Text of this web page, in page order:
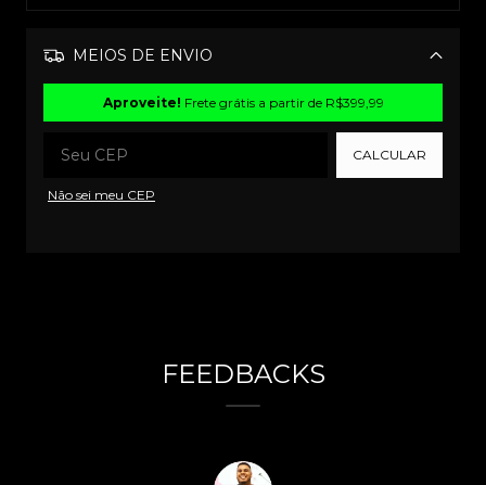
MEIOS DE ENVIO
Aproveite! Frete grátis a partir de R$399,99
CALCULAR
Não sei meu CEP
FEEDBACKS